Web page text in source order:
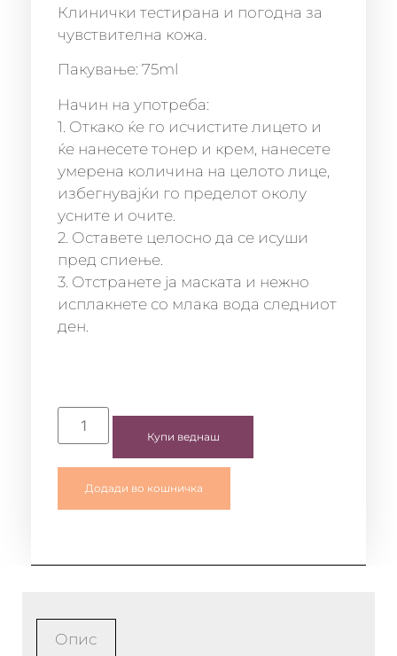
Клинички тестирана и погодна за
чувствителна кожа.
Пакување: 75ml
Начин на употреба:
1. Откако ќе го исчистите лицето и
ќе нанесете тонер и крем, нанесете
умерена количина на целото лице,
избегнувајќи го пределот околу
усните и очите.
2. Оставете целосно да се исуши
пред спиење.
3. Отстранете ја маската и нежно
исплакнете со млака вода следниот
ден.
Купи веднаш
Додади во кошничка
Опис